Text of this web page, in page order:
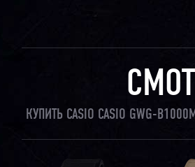
КУПИТЬ CASIO CASIO GWG-